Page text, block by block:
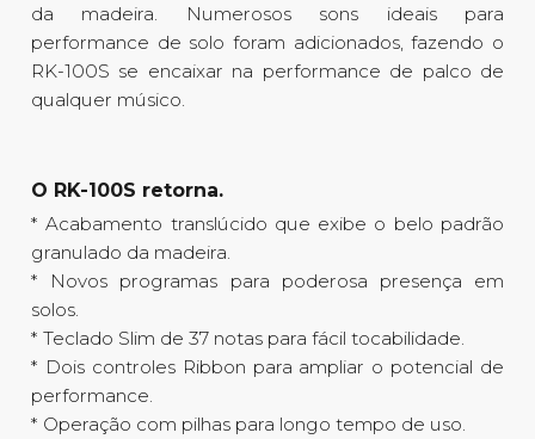
da madeira. Numerosos sons ideais para
performance de solo foram adicionados, fazendo o
RK-100S se encaixar na performance de palco de
qualquer músico.
O RK-100S retorna.
* Acabamento translúcido que exibe o belo padrão
granulado da madeira.
* Novos programas para poderosa presença em
solos.
* Teclado Slim de 37 notas para fácil tocabilidade.
* Dois controles Ribbon para ampliar o potencial de
performance.
* Operação com pilhas para longo tempo de uso.